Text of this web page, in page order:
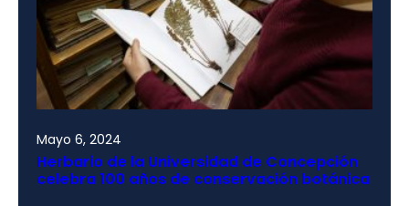
Mayo 6, 2024
Herbario de la Universidad de Concepción
celebra 100 años de conservación botánica